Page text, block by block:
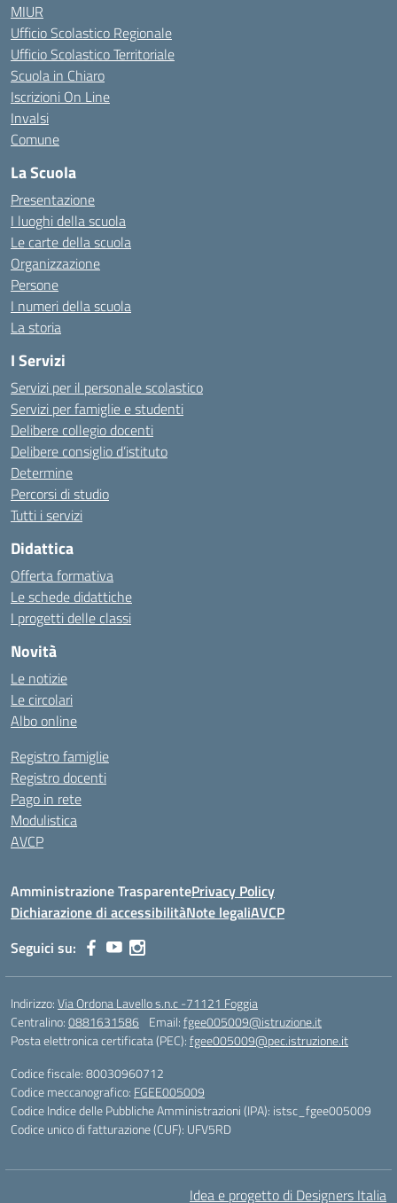
MIUR
Ufficio Scolastico Regionale
Ufficio Scolastico Territoriale
Scuola in Chiaro
Iscrizioni On Line
Invalsi
Comune
La Scuola
Presentazione
I luoghi della scuola
Le carte della scuola
Organizzazione
Persone
I numeri della scuola
La storia
I Servizi
Servizi per il personale scolastico
Servizi per famiglie e studenti
Delibere collegio docenti
Delibere consiglio d’istituto
Determine
Percorsi di studio
Tutti i servizi
Didattica
Offerta formativa
Le schede didattiche
I progetti delle classi
Novità
Le notizie
Le circolari
Albo online
Registro famiglie
Registro docenti
Pago in rete
Modulistica
AVCP
Amministrazione TrasparentePrivacy Policy
Dichiarazione di accessibilitàNote legaliAVCP
Seguici su:
Indirizzo:Via Ordona Lavello s.n.c -71121 Foggia
Centralino:0881631586 Email:fgee005009@istruzione.it
Posta elettronica certificata (PEC):fgee005009@pec.istruzione.it
Codice fiscale: 80030960712
Codice meccanografico: FGEE005009
Codice Indice delle Pubbliche Amministrazioni (IPA): istsc_fgee005009
Codice unico di fatturazione (CUF): UFV5RD
Idea e progetto di Designers Italia